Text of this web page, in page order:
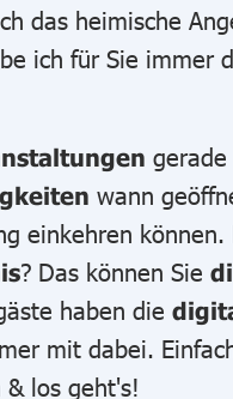
das heimische
ich für Sie immer
wann
einkehren können.
? Das können Sie
haben die
mit dabei.
& los geht's!